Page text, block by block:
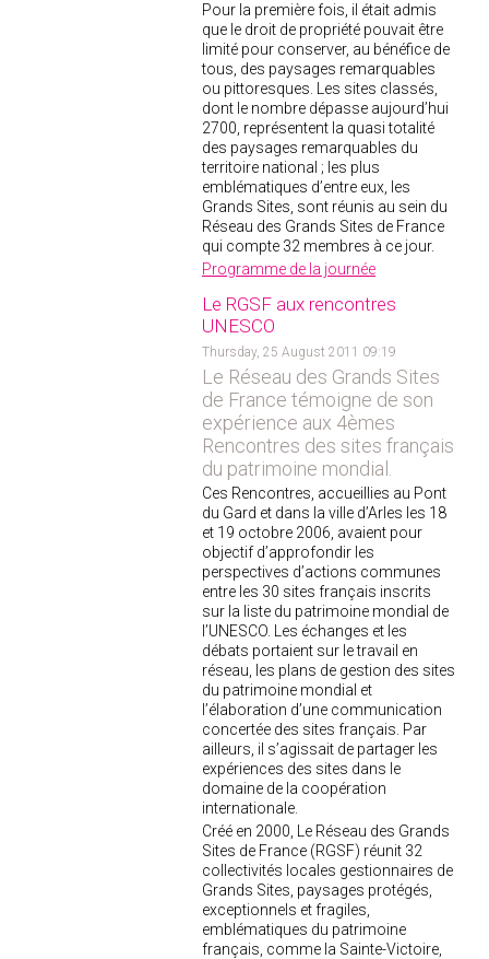
Pour la première fois, il était admis
que le droit de propriété pouvait être
limité pour conserver, au bénéfice de
tous, des paysages remarquables
ou pittoresques. Les sites classés,
dont le nombre dépasse aujourd’hui
2700, représentent la quasi totalité
des paysages remarquables du
territoire national ; les plus
emblématiques d’entre eux, les
Grands Sites, sont réunis au sein du
Réseau des Grands Sites de France
qui compte 32 membres à ce jour.
Programme de la journée
Le RGSF aux rencontres
UNESCO
Thursday, 25 August 2011 09:19
Le Réseau des Grands Sites
de France témoigne de son
expérience aux 4èmes
Rencontres des sites français
du patrimoine mondial.
Ces Rencontres, accueillies au Pont
du Gard et dans la ville d’Arles les 18
et 19 octobre 2006, avaient pour
objectif d’approfondir les
perspectives d’actions communes
entre les 30 sites français inscrits
sur la liste du patrimoine mondial de
l’UNESCO. Les échanges et les
débats portaient sur le travail en
réseau, les plans de gestion des sites
du patrimoine mondial et
l’élaboration d’une communication
concertée des sites français. Par
ailleurs, il s’agissait de partager les
expériences des sites dans le
domaine de la coopération
internationale.
Créé en 2000, Le Réseau des Grands
Sites de France (RGSF) réunit 32
collectivités locales gestionnaires de
Grands Sites, paysages protégés,
exceptionnels et fragiles,
emblématiques du patrimoine
français, comme la Sainte-Victoire,